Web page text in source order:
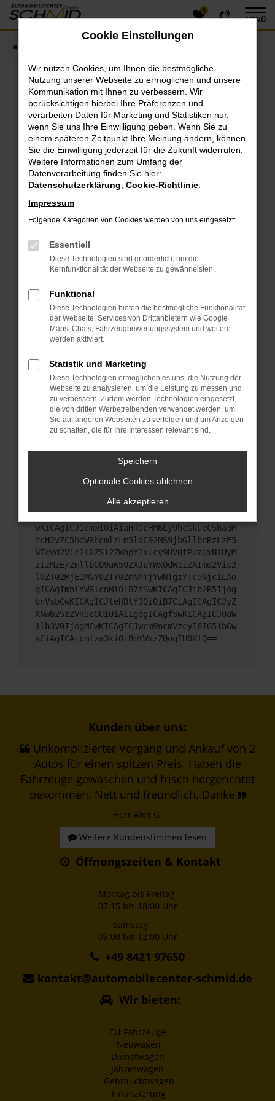
Zum
Hauptinhalt
0
MENÜ
Fehler: Network Error
Beim Laden ist ein Fehler aufgetreten.
Hier sind ein paar Tipps, die dir helfen können:
Überprüfe deine Firewall und deine
Internetverbindung.
Laden andere Webseiten, zum Beispiel deine
Suchmaschine?
Prüfe deine Browsererweiterungen.
das Laden bestimmter Seiten verhindern.
Funktioniert die Seite in einem anderen Browser
oder in einem privaten Fenster?
Das kann manchmal helfen, vorübergehende
Probleme zu beheben.
Stelle sicher, dass dein Browser und dein
Betriebssystem auf dem neuesten Stand sind.
Sicherheitsrisiko, sondern kann auch dazu führen,
dass bestimmte Funktionen nicht mehr
unterstützt werden.
Wende dich an den Webseitenbetreiber.
Wenn du alle oben genannten Schritte versucht
hast, kontaktiere uns bitte. Wir werden versuchen,
das Problem zu beheben. Du kannst uns diesen
Text schicken, um uns bei der Fehlersuche zu
unterstützen:
ewogICJuYW1lIjogIk5ldHdvcmtFcnJvciIsCiAgI
mNvbmZpZyI6IHsKICAgICJtZXRob2QiOiAiR0VUIi
wKICAgICJ1cmwiOiAiaHR0cHM6Ly9hcGkueC5ha3M
tcHJvZC5hdWRhcmlzLm5ldC92MS9jbGllbnRzLzE5
NTcvd2Vic2l0ZS12ZWhpY2xlcy9HV0tPUzUxNiUyM
zIzMzE/ZmllbGQ9aW50ZXJuYWxOdW1iZXImd2Vic2
l0ZT02MjE1MGY0ZTY0ZmNhYjYwNTgzYTc5NjciLAo
gICAgImhlYWRlcnMiOiB7fSwKICAgICJib2R5Ijog
bnVsbCwKICAgICJleHBlY3QiOiB7CiAgICAgICJyZ
XNwb25zZVR5cGUiOiAiIgogICAgfSwKICAgICJ0aW
1lb3V0IjogMCwKICAgICJwcm9ncmVzcyI6IG51bGw
sCiAgICAicmlza3kiOiBmYWxzZQogIH0KfQ==
Kunden über uns:
Unkomplizierter Vorgang und Ankauf von 2
Autos für einen spitzen Preis. Haben die
Fahrzeuge gewaschen und frisch hergerichtet
bekommen. Nett und freundlich. Danke
Herr Alex G.
Weitere Kundenstimmen lesen
Öffnungszeiten & Kontakt
Montag bis Freitag:
07:15 bis 18:00 Uhr
Samstag:
09:00 bis 12:00 Uhr
+49 8421 97650
kontakt@automobilecenter-schmid.de
Wir bieten:
EU-Fahrzeuge
Neuwagen
Dienstwagen
Jahreswagen
Gebrauchtwagen
Finanzierung
Cookie Einstellungen
Wir nutzen Cookies, um Ihnen die bestmögliche
Nutzung unserer Webseite zu ermöglichen und unsere
Kommunikation mit Ihnen zu verbessern. Wir
berücksichtigen hierbei Ihre Präferenzen und
verarbeiten Daten für Marketing und Statistiken nur,
wenn Sie uns Ihre Einwilligung geben. Wenn Sie zu
einem späteren Zeitpunkt Ihre Meinung ändern, können
Sie die Einwilligung jederzeit für die Zukunft widerrufen.
Weitere Informationen zum Umfang der
Datenverarbeitung finden Sie hier:
Datenschutzerklärung Cookie-Richtlinie
Impressum
Folgende Kategorien von Cookies werden von uns eingesetzt:
Essentiell
Diese Technologien sind erforderlich, um die
Kernfunktionalität der Webseite zu gewährleisten.
Funktional
Diese Technologien bieten die bestmögliche Funktionalität
der Webseite. Services von Drittanbietern wie Google
Maps, Chats, Fahrzeugbewertungssystem und weitere
werden aktiviert.
Statistik und Marketing
Diese Technologien ermöglichen es uns, die Nutzung der
Webseite zu analysieren, um die Leistung zu messen und
zu verbessern. Zudem werden Technologien eingesetzt,
die von dritten Werbetreibenden verwendet werden, um
Sie auf anderen Webseiten zu verfolgen und um Anzeigen
zu schalten, die für Ihre Interessen relevant sind.
Speichern
Optionale Cookies ablehnen
Alle akzeptieren